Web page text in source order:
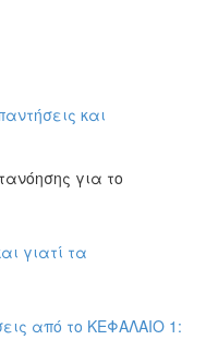
και
για το
γιατί τα
από το ΚΕΦΑΛΑΙΟ 1: